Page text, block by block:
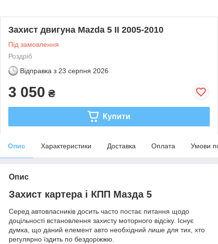
Захист двигуна Mazda 5 II 2005-2010
Під замовлення
Роздріб
Відправка з 23 серпня 2026
3 050 ₴
Купити
Опис Характеристики Доставка Оплата Умови
Опис
Захист картера і КПП Мазда 5
Серед автовласників досить часто постає питання щодо
доцільності встановлення захисту моторного відсіку. Існує
думка, що даний елемент авто необхідний лише для тих, хто
регулярно їздить по бездоріжжю.